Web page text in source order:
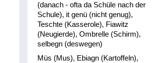
(danach - ofta da Schüle nach der
Schule), it genü (nicht genug),
Teschte (Kasserole), Fiawitz
(Neugierde), Ombrelle (Schirm),
selbegn (deswegen)
Müs (Mus), Ebiagn (Kartoffeln),